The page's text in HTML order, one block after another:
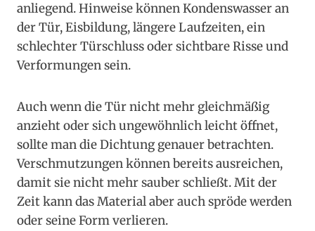
anliegend. Hinweise können Kondenswasser an
der Tür, Eisbildung, längere Laufzeiten, ein
schlechter Türschluss oder sichtbare Risse und
Verformungen sein.
Auch wenn die Tür nicht mehr gleichmäßig
anzieht oder sich ungewöhnlich leicht öffnet,
sollte man die Dichtung genauer betrachten.
Verschmutzungen können bereits ausreichen,
damit sie nicht mehr sauber schließt. Mit der
Zeit kann das Material aber auch spröde werden
oder seine Form verlieren.